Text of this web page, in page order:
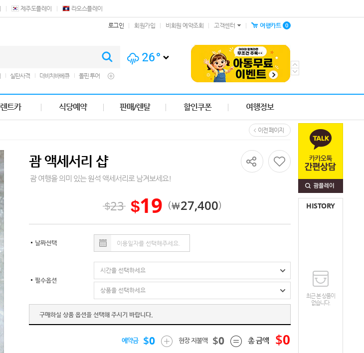
제주도플레이 라오스플레이
로그인 회원가입 비회원 예약조회 고객센터 여행카트 0
실탄사격 더비치바베큐
돌핀 투어
웨스틴호텔 바베큐
세일즈바베큐
26°
렌트카 식당예약 판매/렌탈 할인쿠폰 여행정보
이전 페이지
괌 액세서리 샵
괌 여행을 의미 있는 원석 액세서리로 남겨보세요!
$23 $19 ￦27,400
날짜선택
필수옵션
구매하실 상품 옵션을 선택해 주시기 바랍니다.
예약금 $0 현장 지불액 $0 총 금액 $0
HISTORY
최근 본 상품이
없습니다.